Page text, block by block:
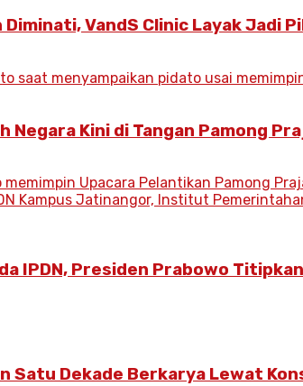
Diminati, VandS Clinic Layak Jadi
Negara Kini di Tangan Pamong
IPDN, Presiden Prabowo
Satu Dekade Berkarya Lewat